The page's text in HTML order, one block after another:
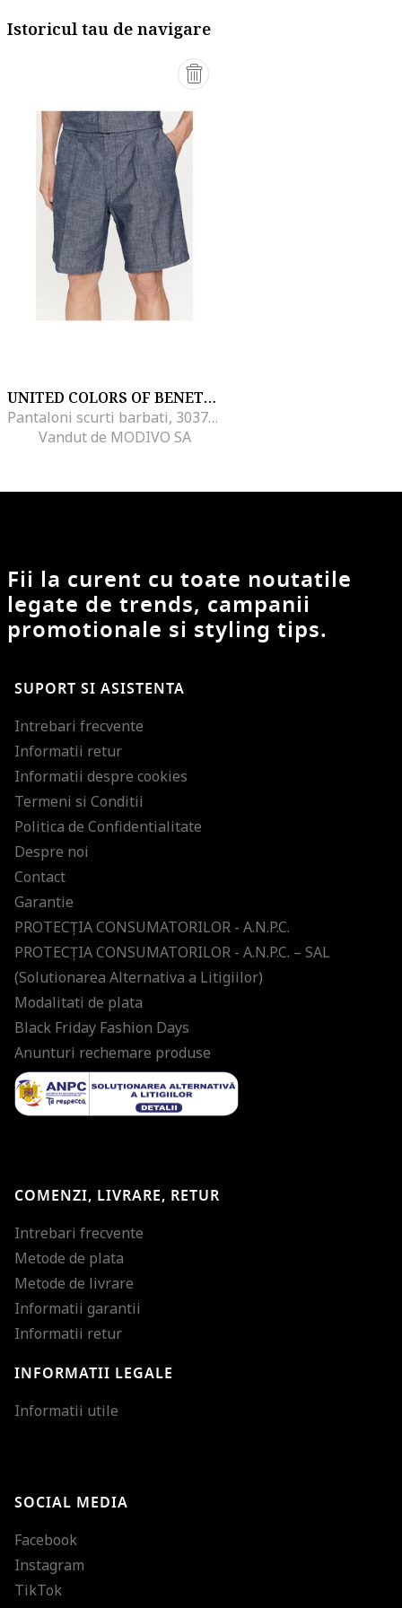
Istoricul tau de navigare
UNITED COLORS OF BENETTON
Pantaloni scurti barbati, 303787097, Bumbac, Albastru, Albastru
Vandut de MODIVO SA
Fii la curent cu toate noutatile
legate de trends, campanii
promotionale si styling tips.
SUPORT SI ASISTENTA
Intrebari frecvente
Informatii retur
Informatii despre cookies
Termeni si Conditii
Politica de Confidentialitate
Despre noi
Contact
Garantie
PROTECŢIA CONSUMATORILOR - A.N.P.C.
PROTECŢIA CONSUMATORILOR - A.N.P.C. – SAL
(Solutionarea Alternativa a Litigiilor)
Modalitati de plata
Black Friday Fashion Days
Anunturi rechemare produse
COMENZI, LIVRARE, RETUR
Intrebari frecvente
Metode de plata
Metode de livrare
Informatii garantii
Informatii retur
INFORMATII LEGALE
Informatii utile
SOCIAL MEDIA
Facebook
Instagram
TikTok